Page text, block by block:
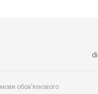
обов’язкового